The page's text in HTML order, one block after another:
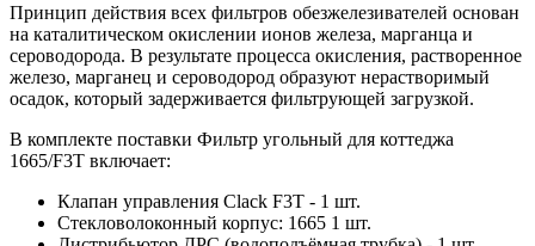
Принцип действия всех фильтров обезжелезивателей основан
на каталитическом окислении ионов железа, марганца и
сероводорода. В результате процесса окисления, растворенное
железо, марганец и сероводород образуют нерастворимый
осадок, который задерживается фильтрующей загрузкой.
В комплекте поставки Фильтр угольный для коттеджа
1665/F3Т включает:
Клапан управления Clack F3Т - 1 шт.
Стекловолоконный корпус: 1665 1 шт.